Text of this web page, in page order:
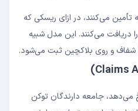
تأمین می‌کنند، در ازای ریسکی که
دریافت می‌کنند. این مدل شبیه
شفاف و روی بلاکچین ثبت می‌شود.
می‌دهد، جامعه دارندگان توکن